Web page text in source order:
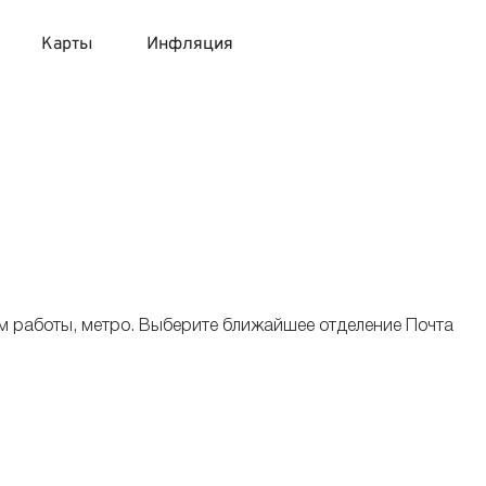
Карты
с моментальным решением
Инфляция
метро. Выберите ближайшее отделение Почта